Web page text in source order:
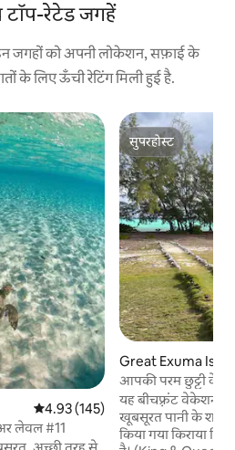
टॉप-रेटेड जगहें
जगहों को अपनी लोकेशन, सफ़ाई के
के लिए ऊँची रेटिंग मिली हुई है.
औसत रेटिंग 5 में से 4.93, 145 समीक्षाएँ
4.93 (145)
लेवल #11
सुपरहोस्ट
सुपरहोस्ट
Great Exuma
आपकी परम छुट्टी के
यह बीचफ़्रंट वेकेशन
खूबसूरत पानी के शानदार
किया गया किराया